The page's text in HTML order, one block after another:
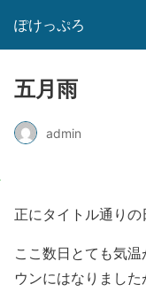
ぽけっぷろ
五月雨
admin
正にタイトル通りの
ここ数日とても気
ウンにはなりました